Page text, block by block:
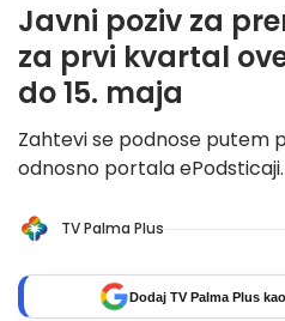
Javni poziv za
za prvi kvartal
do 15. maja
Zahtevi se podnose putem
odnosno portala ePodsticaji.
TV Palma Plus
Dodaj TV Palma Plus